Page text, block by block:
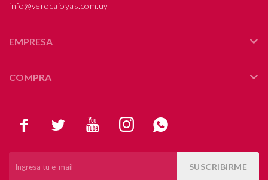
    
SUSCRIBIRME
info@verocajoyas.com.uy
EMPRESA
COMPRA